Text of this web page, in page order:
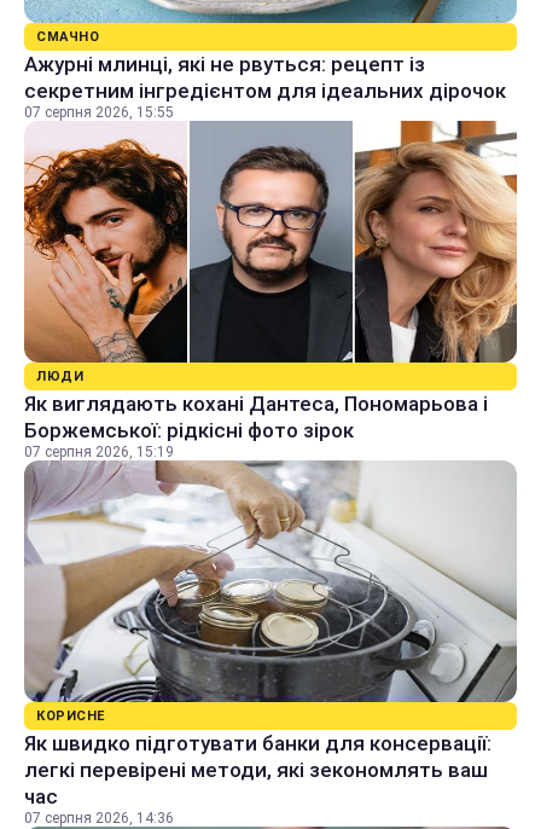
СМАЧНО
Ажурні млинці, які не рвуться: рецепт із
секретним інгредієнтом для ідеальних дірочок
07 серпня 2026, 15:55
ЛЮДИ
Як виглядають кохані Дантеса, Пономарьова і
Боржемської: рідкісні фото зірок
07 серпня 2026, 15:19
КОРИСНЕ
Як швидко підготувати банки для консервації:
легкі перевірені методи, які зекономлять ваш
час
07 серпня 2026, 14:36